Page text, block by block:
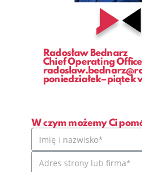
Radosław Bednarz
Chief Operating
poniedziałek–piątek
W czym możemy Ci